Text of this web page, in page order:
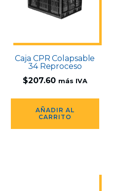
Caja CPR Colapsable
34 Reproceso
$207.60 más IVA
AÑADIR AL
CARRITO